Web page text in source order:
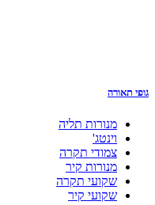
גופי תאורה
מנורות תליה
וינטג'
צמודי תקרה
מנורות קיר
שקועי תקרה
שקועי קיר